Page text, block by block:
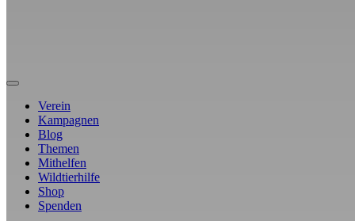
Verein
Kampagnen
Blog
Themen
Mithelfen
Wildtierhilfe
Shop
Spenden